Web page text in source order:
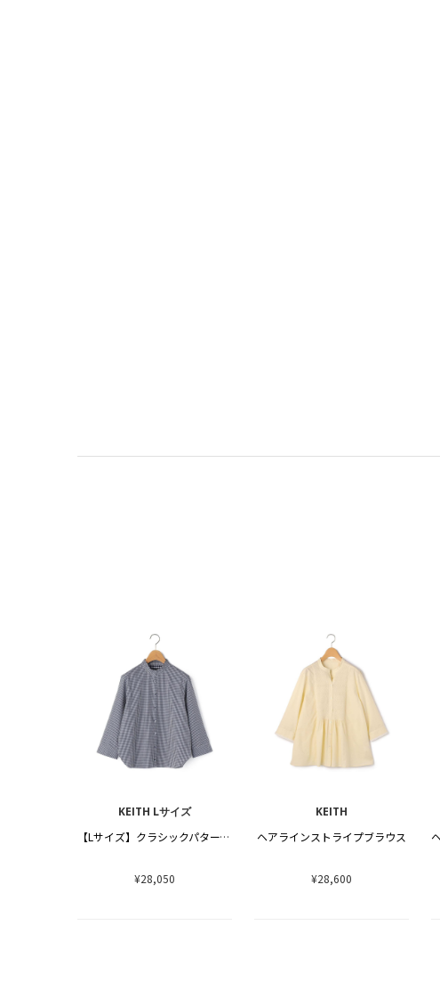
KEITH Lサイズ
【Lサイズ】クラシックパターンブラウス
¥28,050
KEITH
ヘアラインストライプブラウス
¥28,600